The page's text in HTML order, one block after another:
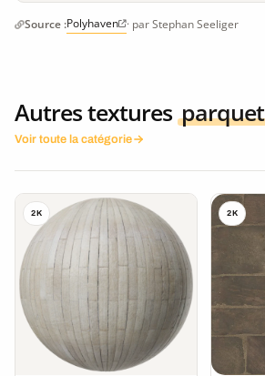
Source :Polyhaven · par Stephan Seeliger
Autres textures parquet
Voir toute la catégorie
2K 2K